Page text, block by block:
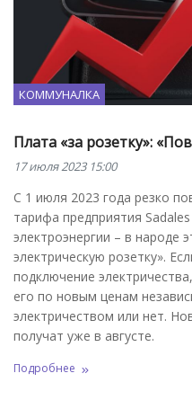
КОММУНАЛКА
Плата «за розетку»:
17 июля 2023 15:00
С 1 июля 2023 года резко
тарифа предприятия
электроэнергии – в народе
электрическую розетку».
подключение
его по новым ценам
электричеством или нет.
получат уже в августе.
Подробнее